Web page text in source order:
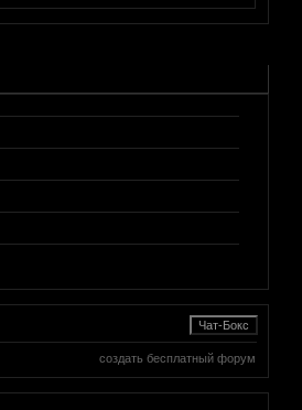
создать бесплатный форум